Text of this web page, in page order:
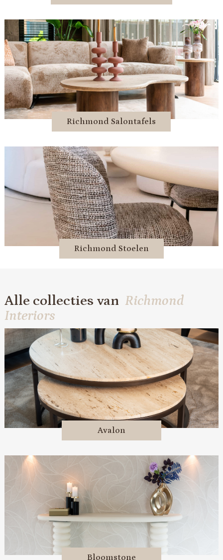
Richmond Salontafels
Richmond Stoelen
Alle collecties van Richmond
Interiors
Avalon
Bloomstone